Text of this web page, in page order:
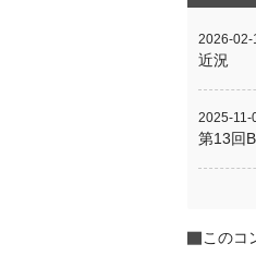
2026-02-
近況
2025-11-
第13回
このコ